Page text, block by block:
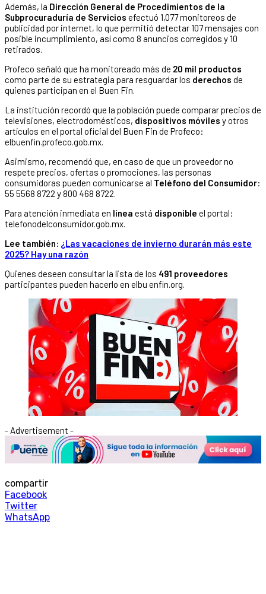
Además, la Dirección General de Procedimientos de la
Subprocuraduría de Servicios efectuó 1,077 monitoreos de
publicidad por internet, lo que permitió detectar 107 mensajes con
posible incumplimiento, así como 8 anuncios corregidos y 10
retirados.
Profeco señaló que ha monitoreado más de 20 mil productos
como parte de su estrategia para resguardar los derechos de
quienes participan en el Buen Fin.
La institución recordó que la población puede comparar precios de
televisiones, electrodomésticos, dispositivos móviles y otros
artículos en el portal oficial del Buen Fin de Profeco:
elbuenfin.profeco.gob.mx.
Asimismo, recomendó que, en caso de que un proveedor no
respete precios, ofertas o promociones, las personas
consumidoras pueden comunicarse al Teléfono del Consumidor:
55 5568 8722 y 800 468 8722.
Para atención inmediata en línea está disponible el portal:
telefonodelconsumidor.gob.mx.
Lee también: ¿Las vacaciones de invierno durarán más este
2025? Hay una razón
Quienes deseen consultar la lista de los 491 proveedores
participantes pueden hacerlo en elbu enfin.org.
- Advertisement -
compartir
Facebook
Twitter
WhatsApp